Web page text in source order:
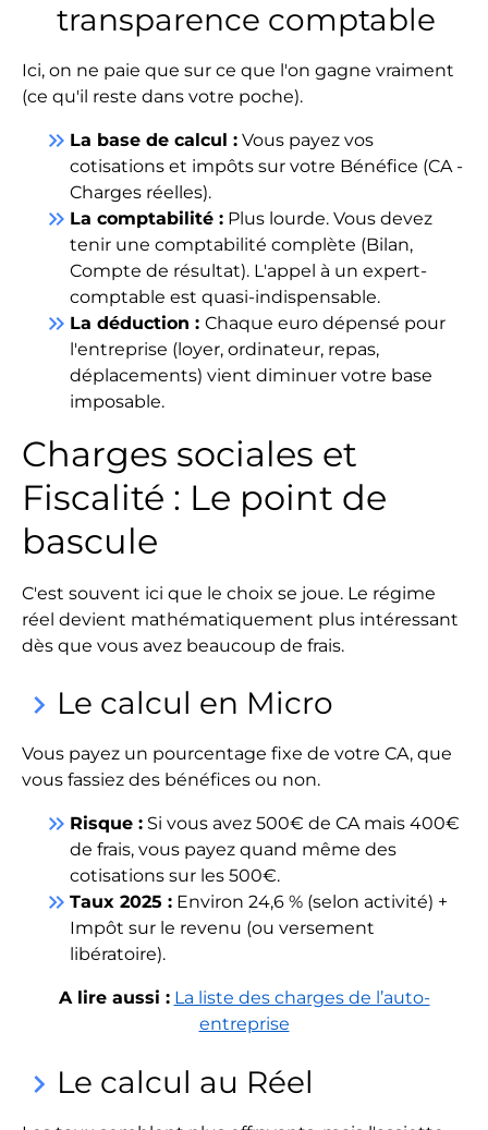
transparence comptable
Ici, on ne paie que sur ce que l'on gagne vraiment
(ce qu'il reste dans votre poche).
keyboard_double_arrow_right La base de calcul : Vous payez vos
cotisations et impôts sur votre Bénéfice (CA -
Charges réelles).
keyboard_double_arrow_right La comptabilité : Plus lourde. Vous devez
tenir une comptabilité complète (Bilan,
Compte de résultat). L'appel à un expert-
comptable est quasi-indispensable.
keyboard_double_arrow_right La déduction : Chaque euro dépensé pour
l'entreprise (loyer, ordinateur, repas,
déplacements) vient diminuer votre base
imposable.
Charges sociales et
Fiscalité : Le point de
bascule
C'est souvent ici que le choix se joue. Le régime
réel devient mathématiquement plus intéressant
dès que vous avez beaucoup de frais.
keyboard_arrow_right Le calcul en Micro
Vous payez un pourcentage fixe de votre CA, que
vous fassiez des bénéfices ou non.
keyboard_double_arrow_right Risque : Si vous avez 500€ de CA mais 400€
de frais, vous payez quand même des
cotisations sur les 500€.
keyboard_double_arrow_right Taux 2025 : Environ 24,6 % (selon activité) +
Impôt sur le revenu (ou versement
libératoire).
A lire aussi : La liste des charges de l’auto-
entreprise
keyboard_arrow_right Le calcul au Réel